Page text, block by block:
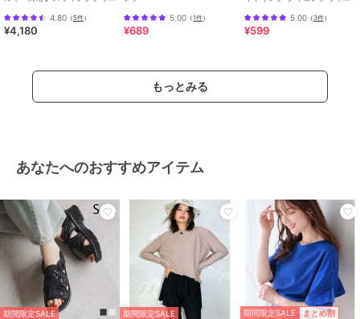
特徴
アクセサリー・ヘアアクセサリー
イエローゴールド系
ピンクゴー
イヤリング・イヤーカフ
原産国 日本
ング シルバー
4.80 （5件）
¥4,180
5.00 （1件）
¥689
5.00（3件）
¥599
もっとみる
あなたへのおすすめアイテム
期間限定SALE 期間限定SALE 期間限定SALE まとめ割